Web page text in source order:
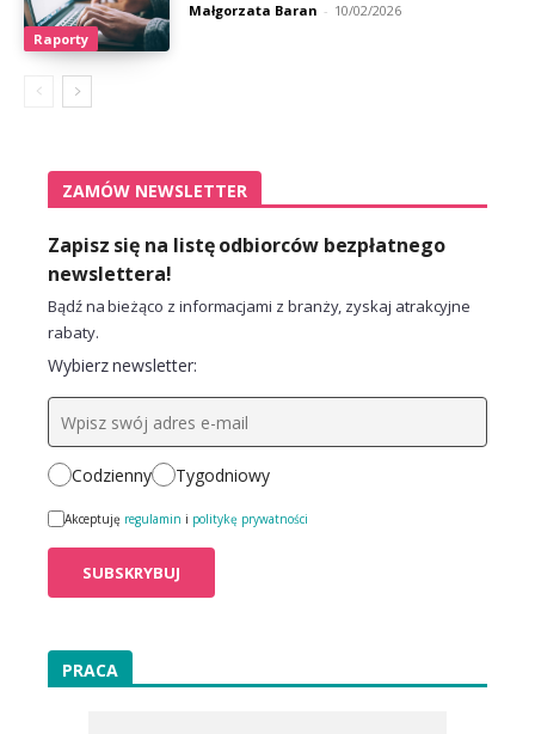
Raporty
Małgorzata Baran - 10/02/2026
ZAMÓW NEWSLETTER
Zapisz się na listę odbiorców bezpłatnego
newslettera!
Bądź na bieżąco z informacjami z branży, zyskaj atrakcyjne
rabaty.
Wybierz newsletter:
Codzienny Tygodniowy
Akceptuję regulamin i politykę prywatności
PRACA